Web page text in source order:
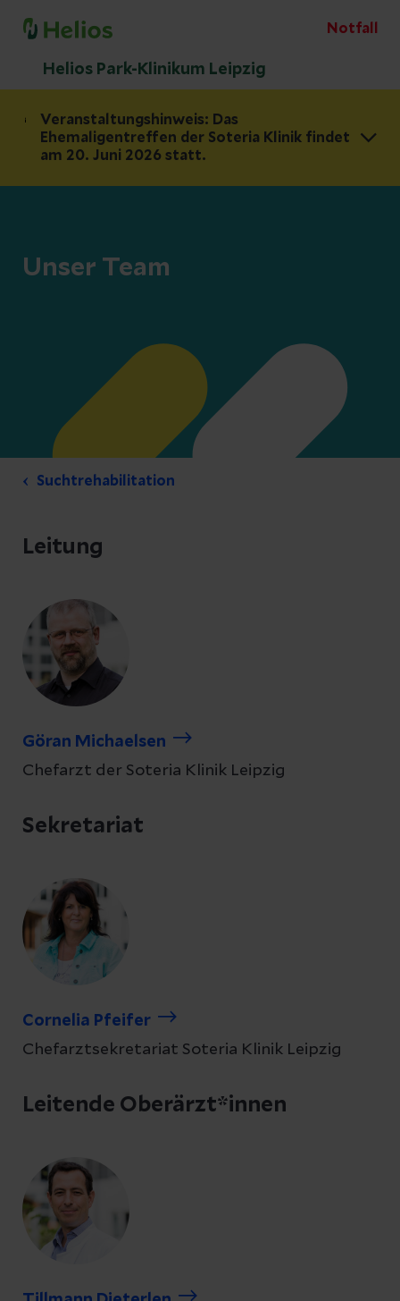
Notfall
Helios Park-Klinikum Leipzig
Veranstaltungshinweis: Das
Ehemaligentreffen der Soteria Klinik findet
am 20. Juni 2026 statt.
Unser Team
Suchtrehabilitation
Leitung
Göran Michaelsen
Chefarzt der Soteria Klinik Leipzig
Sekretariat
Cornelia Pfeifer
Chefarztsekretariat Soteria Klinik Leipzig
Leitende Oberärzt*innen